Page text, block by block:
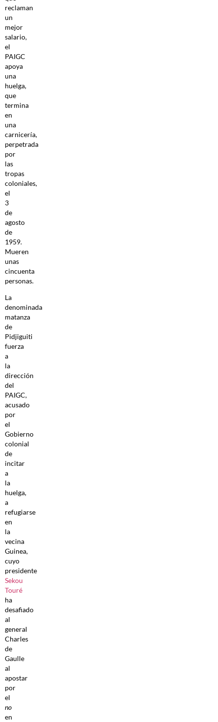
reclaman
un
mejor
salario,
el
PAIGC
apoya
una
huelga,
que
termina
en
una
carnicería,
perpetrada
por
las
tropas
coloniales,
el
3
de
agosto
de
1959.
Mueren
unas
cincuenta
personas.
La
denominada
matanza
de
Pidjiguiti
fuerza
a
la
dirección
del
PAIGC,
acusado
por
el
Gobierno
colonial
de
incitar
a
la
huelga,
a
refugiarse
en
la
vecina
Guinea,
cuyo
presidente
Sekou
Touré
ha
desafiado
al
general
Charles
de
Gaulle
al
apostar
por
el
no
en